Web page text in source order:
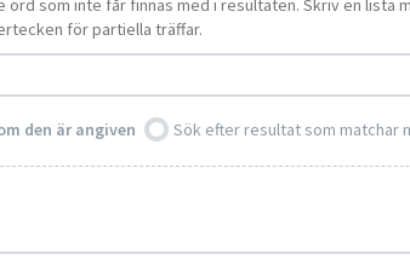
ord som inte får finnas med i resultaten. Skriv en lista
för partiella träffar.
den är angiven Sök efter resultat som matchar